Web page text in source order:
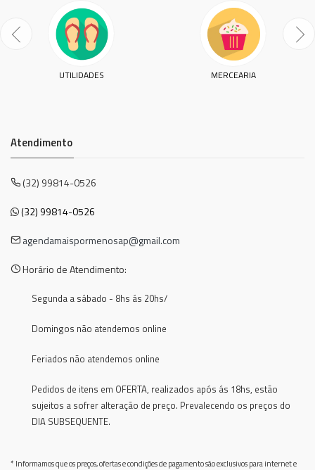
UTILIDADES MERCEARIA
Atendimento
(32) 99814-0526
(32) 99814-0526
agendamaispormenosap@gmail.com
Horário de Atendimento:
Segunda a sábado - 8hs ás 20hs/
Domingos não atendemos online
Feriados não atendemos online
Pedidos de itens em OFERTA, realizados após ás 18hs, estão
sujeitos a sofrer alteração de preço. Prevalecendo os preços do
DIA SUBSEQUENTE.
* Informamos que os preços, ofertas e condições de pagamento são exclusivos para internet e